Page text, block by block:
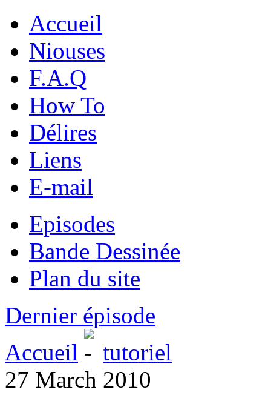
Accueil
Niouses
F.A.Q
How To
Délires
Liens
E-mail
Episodes
Bande Dessinée
Plan du site
Dernier épisode
Accueil
tutoriel
27 March 2010